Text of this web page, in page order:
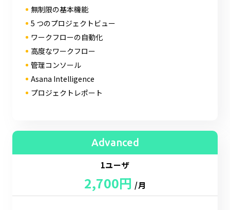
無制限の基本機能
5 つのプロジェクトビュー
ワークフローの自動化
高度なワークフロー
管理コンソール
Asana Intelligence
プロジェクトレポート
Advanced
1ユーザ
2,700円 /月